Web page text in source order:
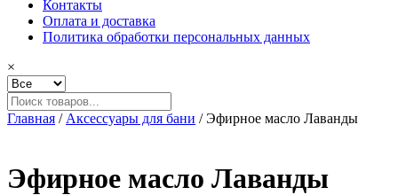
Контакты
Оплата и доставка
Политика обработки персональных данных
×
Главная / Аксессуары для бани / Эфирное масло Лаванды
Эфирное масло Лаванды